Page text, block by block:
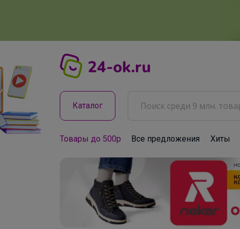
Каталог
Товары до 500р Все предложения Хиты